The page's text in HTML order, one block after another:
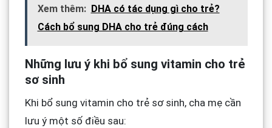
Xem thêm:
DHA có tác dụng gì cho trẻ?
Cách bổ sung DHA cho trẻ đúng cách
Những lưu ý khi bổ sung vitamin cho trẻ
sơ sinh
Khi bổ sung vitamin cho trẻ sơ sinh, cha mẹ cần
lưu ý một số điều sau: